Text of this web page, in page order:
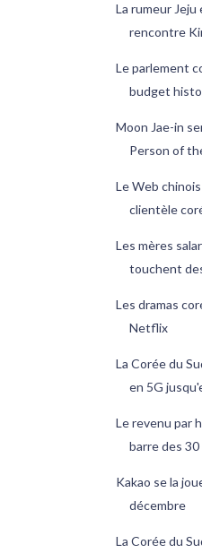
La rumeur Jeju
rencontre
Le parlement
budget
Moon Jae-in
Person of
Le Web
clientèle
Les mères
touchent
Les dramas
Netflix
La Corée du
en 5G
Le revenu par
barre des 30
Kakao se la
décembre
La Corée du